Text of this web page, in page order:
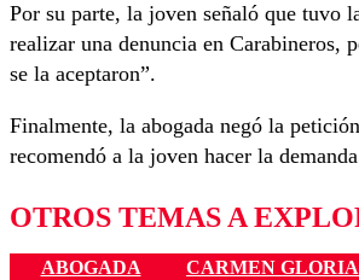
Por su parte, la joven señaló que tuvo
realizar una denuncia en Carabineros,
se la aceptaron”.
Finalmente, la abogada negó la
recomendó a la joven hacer la
OTROS TEMAS A
ABOGADA
CARMEN